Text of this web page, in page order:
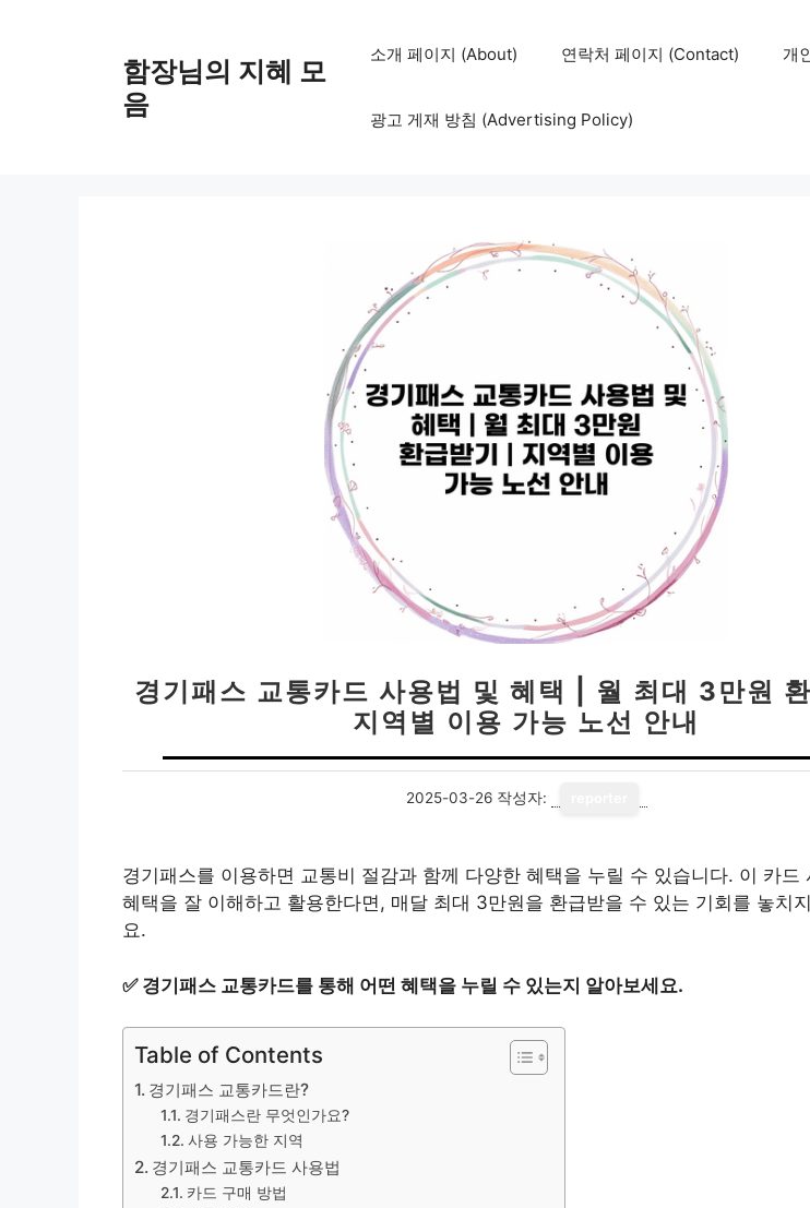
함장님의 지혜 모
음
소개 페이지 (About) 연락처 페이지 (Contact) 개
광고 게재 방침 (Advertising Policy)
경기패스 교통카드 사용법 및 혜택 | 월 최대 3만원 환
지역별 이용 가능 노선 안내
2025-03-26 작성자:
경기패스를 이용하면 교통비 절감과 함께 다양한 혜택을 누릴 수 있습니다. 이 카드
혜택을 잘 이해하고 활용한다면, 매달 최대 3만원을 환급받을 수 있는 기회를 놓치
요.
✅ 경기패스 교통카드를 통해 어떤 혜택을 누릴 수 있는지 알아보세요.
Table of Contents
경기패스 교통카드란?
경기패스란 무엇인가요?
사용 가능한 지역
경기패스 교통카드 사용법
카드 구매 방법